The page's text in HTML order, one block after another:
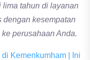
tahun di layanan
dengan kesempatan
perusahaan Anda.
Kemenkumham | Ini